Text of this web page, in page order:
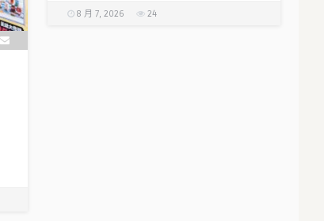
8 月 7, 2026 24